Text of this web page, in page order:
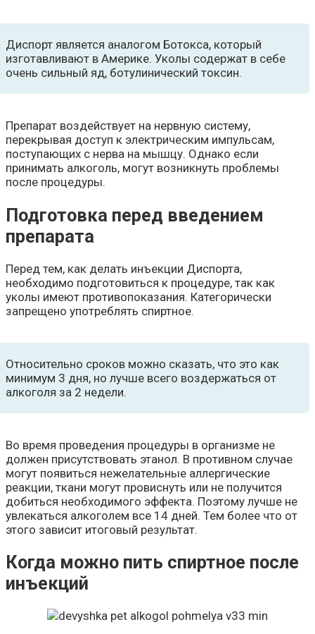
Диспорт является аналогом Ботокса, который
изготавливают в Америке. Уколы содержат в себе
очень сильный яд, ботулинический токсин.
Препарат воздействует на нервную систему,
перекрывая доступ к электрическим импульсам,
поступающих с нерва на мышцу. Однако если
принимать алкоголь, могут возникнуть проблемы
после процедуры.
Подготовка перед введением
препарата
Перед тем, как делать инъекции Диспорта,
необходимо подготовиться к процедуре, так как
уколы имеют противопоказания. Категорически
запрещено употреблять спиртное.
Относительно сроков можно сказать, что это как
минимум 3 дня, но лучше всего воздержаться от
алкоголя за 2 недели.
Во время проведения процедуры в организме не
должен присутствовать этанол. В противном случае
могут появиться нежелательные аллергические
реакции, ткани могут провиснуть или не получится
добиться необходимого эффекта. Поэтому лучше не
увлекаться алкоголем все 14 дней. Тем более что от
этого зависит итоговый результат.
Когда можно пить спиртное после
инъекций